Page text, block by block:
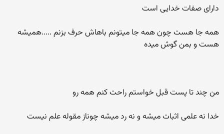
دارای صفات خدایی است
همه جا هست چون همه جا میتونم باهاش حرف بزنم .....همیشه
هست و بمن گوش میده
من چند تا پست قبل خواستم راحت کنم همه رو
خدا نه علمی اثبات میشه و نه رد میشه چوناز مقوله علم نیست